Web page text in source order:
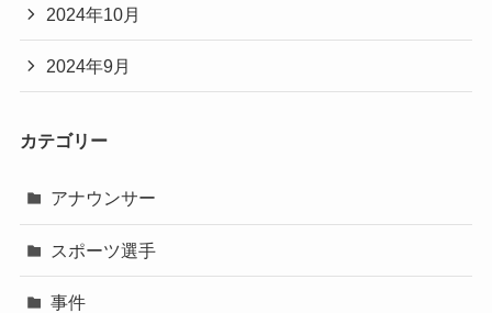
2024年10月
2024年9月
カテゴリー
アナウンサー
スポーツ選手
事件